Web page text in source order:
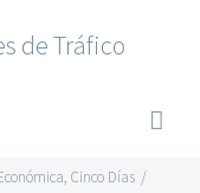
, Cinco Días /